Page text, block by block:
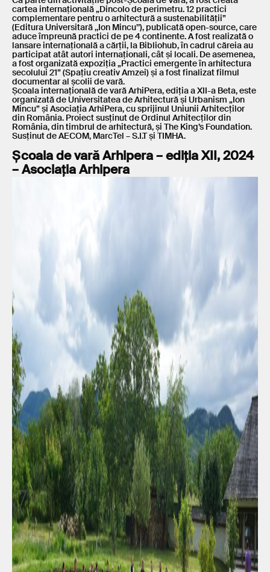
cartea internațională „Dincolo de perimetru. 12 practici
complementare pentru o arhitectură a sustenabilității”
(Editura Universitară ,,Ion Mincu’’), publicată open-source, care
aduce împreună practici de pe 4 continente. A fost realizată o
lansare internațională a cărții, la Bibliohub, în cadrul căreia au
participat atât autori internaționali, cât și locali. De asemenea,
a fost organizată expoziția „Practici emergente în arhitectura
secolului 21” (Spațiu creativ Amzei) și a fost finalizat filmul
documentar al școlii de vară.
Școala internațională de vară ArhiPera, ediția a XII-a Beta, este
organizată de Universitatea de Arhitectură și Urbanism „Ion
Mincu” și Asociația ArhiPera, cu sprijinul Uniunii Arhitecților
din România. Proiect susținut de Ordinul Arhitecților din
România, din timbrul de arhitectură, și The King’s Foundation.
Susținut de AECOM, MarcTel – S.I.T și TIMHA.
Școala de vară Arhipera – ediția XII, 2024
– Asociația Arhipera